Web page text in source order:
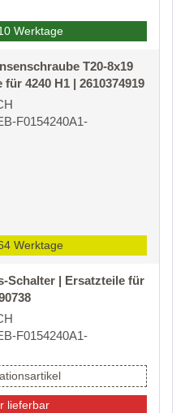
Werktage
T20-8x19
4240 H1 | 2610374919
F0154240A1-
Werktage
Schalter | Ersatzteile für
F0154240A1-
lieferbar